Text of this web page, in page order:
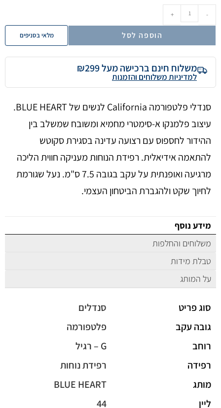
-
+
הוספה לסל מלאי בסניפים
משלוח חינם ברכישה מעל ₪299
למדיניות משלוחים והזמנות
סנדלי פלטפורמה California לנשים של BLUE HEART.
עיצוב פלמנקו א-סימטרי מחמיא ומשובח שמשלב בין
ההידור לחספוס עם רצועה עדינה בסגירת סקוטש
להתאמה אידיאלית. רפידת הנוחות מעניקה חווית הליכה
מרגיעה ואופנתית על עקב בגובה 7.5 ס"מ. נעל שגורמת
לחיוך שקט ולהגברת הביטחון העצמי.
מידע נוסף
משלוחים והחלפות
טבלת מידות
על המותג
סוג פריט
סנדלים
גובה עקב
פלטפורמה
רוחב
G – רגיל
רפידה
רפידת נוחות
מותג
BLUE HEART
ליין
44